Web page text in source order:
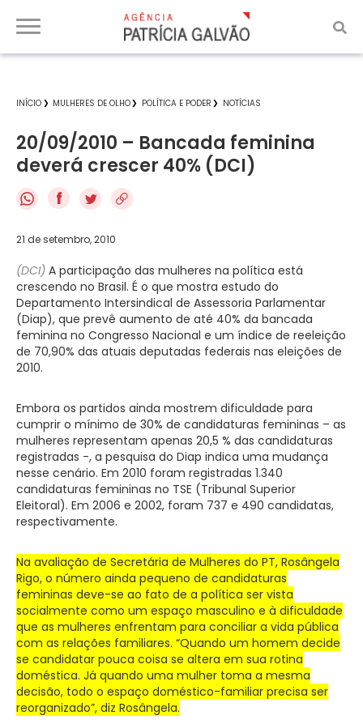
INÍCIO MULHERES DE OLHO POLÍTICA E PODER NOTÍCIAS
20/09/2010 – Bancada feminina
deverá crescer 40% (DCI)
f
21 de setembro, 2010
(DCI) A participação das mulheres na política está
crescendo no Brasil. É o que mostra estudo do
Departamento Intersindical de Assessoria Parlamentar
(Diap), que prevê aumento de até 40% da bancada
feminina no Congresso Nacional e um índice de reeleição
de 70,90% das atuais deputadas federais nas eleições de
2010.
Embora os partidos ainda mostrem dificuldade para
cumprir o mínimo de 30% de candidaturas femininas – as
mulheres representam apenas 20,5 % das candidaturas
registradas -, a pesquisa do Diap indica uma mudança
nesse cenário. Em 2010 foram registradas 1.340
candidaturas femininas no TSE (Tribunal Superior
Eleitoral). Em 2006 e 2002, foram 737 e 490 candidatas,
respectivamente.
Na avaliação de Secretária de Mulheres do PT, Rosângela
Rigo, o número ainda pequeno de candidaturas
femininas deve-se ao fato de a política ser vista
socialmente como um espaço masculino e à dificuldade
que as mulheres enfrentam para conciliar a vida pública
com as relações familiares. “Quando um homem decide
se candidatar pouca coisa se altera em sua rotina
doméstica. Já quando uma mulher toma a mesma
decisão, todo o espaço doméstico-familiar precisa ser
reorganizado”, diz Rosângela.